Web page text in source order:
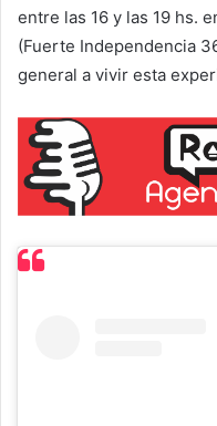
entre las 16 y las 19 hs.
(Fuerte Independencia
general a vivir esta